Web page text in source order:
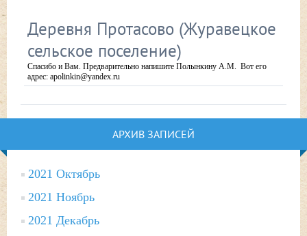
Деревня Протасово (Журавецкое
сельское поселение)
Спасибо и Вам. Предварительно напишите Полынкину А.М. Вот его
адрес: apolinkin@yandex.ru
АРХИВ ЗАПИСЕЙ
2021 Октябрь
2021 Ноябрь
2021 Декабрь